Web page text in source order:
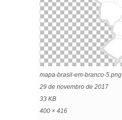
mapa-brasil-em-branco-5.png
29 de novembro de 2017
33 KB
400 × 416